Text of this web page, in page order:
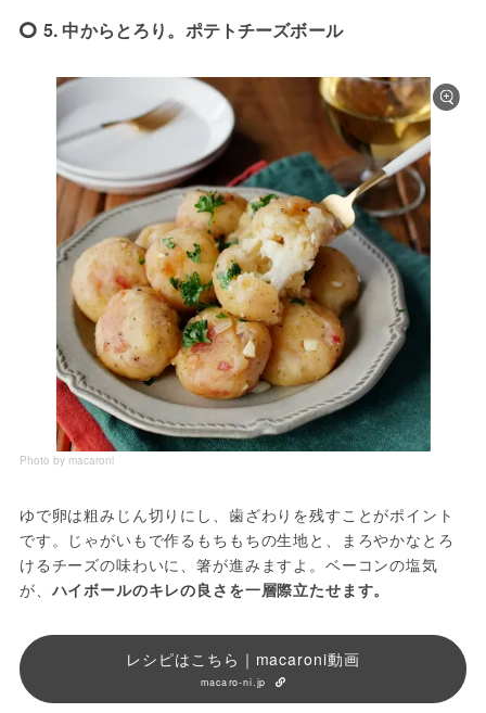
5. 中からとろり。ポテトチーズボール
Photo by macaroni
ゆで卵は粗みじん切りにし、歯ざわりを残すことがポイント
です。じゃがいもで作るもちもちの生地と、まろやかなとろ
けるチーズの味わいに、箸が進みますよ。ベーコンの塩気
が、 ハイボールのキレの良さを一層際立たせます。
レシピはこちら｜macaroni動画
macaro-ni.jp